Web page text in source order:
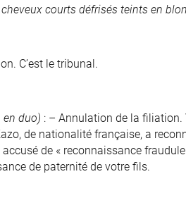
courts défrisés teints en
C’est le tribunal.
duo) : – Annulation de la filiation.
de nationalité française, a
de « reconnaissance
de paternité de votre fils.